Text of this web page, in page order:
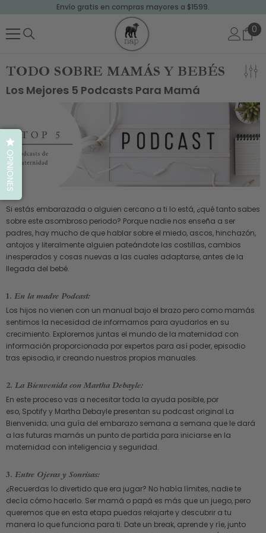
SALTAR AL CONTENIDO
Envío gratis en compras mayores a $1599.
00
TODO SOBRE MAMÁS Y BEBÉS
Los Mejores 5 Podcasts Para Mamá
Si estás embarazada o alguien cercano a ti lo está, ¿qué tanto sabes
sobre este asombroso periodo? Porque nadie nos enseña a ser
padres, hay mucho de que hablar sobre el miedo, ascos, hinchazón,
antojos y literalmente alguien pateándote las costillas, cambios
inesperados y cosas nuevas a las cuales adaptarse, antes de la
llegada del bebé.
1. En la madre Podcast:
Los hijos no vienen con un manual bajo el brazo pero como mamás
sentimos la necesidad de informarnos para ayudarlos en su
crecimiento. Exploremos juntas el mundo de la maternidad con
información proporcionada por expertos para así poder, episodio
tras episodio, ir creando nuestros propios manuales.
2. La Bienvenida con Martha Debayle:
En este proceso vas a necesitar toda la ayuda posible, por
eso, Spotify y Martha Debayle presentan su podcast original La
Bienvenida; una guía del embarazo semana a semana que le dará
a las futuras mamás un punto de partida para iniciarse en la
maternidad con inteligencia y seguridad.
3. Entre Ojeras y Sonrisas:
¿Recuerdas lo divertido que era jugar? No había límites, nadie te
decía cómo hacerlo. Ser mamá o papá es más que un juego, pero
queremos que en esta etapa puedas relajarte y descubrir a tu
manera lo que funciona para ti. Date un break, aprende y ríe, junto
OPINIONES